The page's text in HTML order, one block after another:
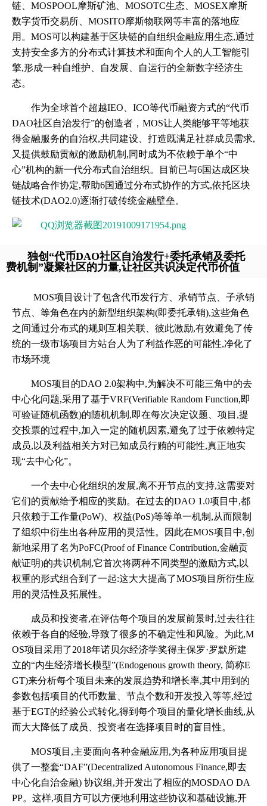
链、MOSPOOL摩斯矿池、MOSOTC生态、MOSEX摩斯
数字货币交易所、MOSITO摩斯物联网等丰富的落地应
用。MOS可以构建基于区块链的自组织金融应用生态,通过
支持安全多方的分布式计算技术和面向个人的人工智能引
擎,形成一种自维护、自发展、自运行的全新数字经济生
态。
作为全球首个超越IEO、ICO等代币融资方式的“代币
DAO社区自治发行”的创造者，MOS让人类能够平等地获
得金融服务的自治权,共同建设、打造既满足社群成员需求,
又提供鼓励贡献的激励机制,同时成为不依赖于单个“中
心”机构的新一代分布式自治组织。目前已与6国达成区块
链战略合作协定,帮助6国通过分布式协作的方式,依托区块
链技术(DAO2.0)逐渐打破传统金融壁垒。
独创“代币DAO社区自治发行+委托承销及委托
费机制”凝聚社区的力量,让社区共识决定代币价值
MOS项目设计了包含代币发行方、承销节点、子承销
节点、等角色在内的新型组织架构(即委托承销),这些角色
之间通过分布式的规则互相关联、彼此激励,有效避免了传
统的一级市场项目方站台人为了利益作恶的可能性,净化了
市场环境
MOS项目的DAO 2.0架构中,为解决不可能三角中的去
中心化问题,采用了基于VRF(Verifiable Random Function,即
可验证随机函数)的随机机制,即在每次决定议题、项目,提
交投票的过程中,加入一定的随机因素,避免了过于依赖特定
成员,以及利益相关方对已知成员行贿的可能性,真正地实
现“去中心化”。
一个去中心化组织的发展,离不开节点的支持,这需要对
它们的贡献给予相应的奖励。在过去的DAO 1.0项目中,都
只依赖于工作量(PoW)、权益(PoS)等等单一机制,从而限制
了组织中衍生出各种应用的灵活性。因此在MOS项目中,创
新地采用了名为PoFC(Proof of Finance Contribution,金融贡
献证明)的共识机制,它首次将两种不同类型的激励方式,以
权重的形式组合到了一起:这大大提高了MOS项目所衍生应
用的灵活性及拓展性。
成员和投资者,在评估每个项目的发展前景时,过去往往
依赖于各自的经验,导致了很多的不确定性和风险。为此,M
OS项目采用了2018年诺贝尔经济学奖得主保罗·罗默所建
立的“内生经济增长模型”(Endogenous growth theory, 简称E
GT)来分析每个项目未来的发展趋势和增长率,其中用到的
参数包括项目的代币数量、节点个数和开发投入等等,经过
基于EGT的经验公式转化,得到每个项目的量化增长曲线,从
而大大降低了成员、投资者在选择项目时的盲目性。
MOS项目,主要面向各种金融应用,为各种应用项目提
供了一整套“DAF”(Decentralized Autonomous Finance,即去
中心化自治金融) 协议组,并开发出了相应的MOSDAO DA
PP。这样,项目方可以方便地利用这些协议和基础设施,开